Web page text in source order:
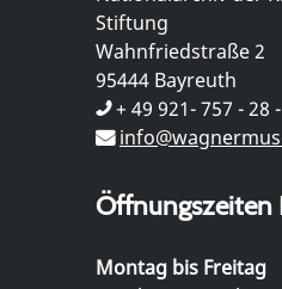
Stiftung
Wahnfriedstraße 2
95444 Bayreuth
+ 49 921- 757 - 28
Öffnungszeiten
Montag bis Freitag